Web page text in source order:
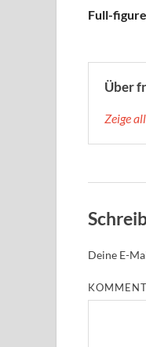
Full-
Über
Zeige
Deine E-